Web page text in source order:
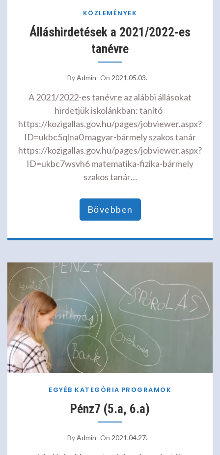
KÖZLEMÉNYEK
Álláshirdetések a 2021/2022-es
tanévre
ByAdmin On 2021.05.03.
A 2021/2022-es tanévre az alábbi állásokat
hirdetjük iskolánkban: tanító
https://kozigallas.gov.hu/pages/jobviewer.aspx?
ID=ukbc5qlna0 magyar-bármely szakos tanár
https://kozigallas.gov.hu/pages/jobviewer.aspx?
ID=ukbc7wsvh6 matematika-fizika-bármely
szakos tanár…
Bővebben
EGYÉB KATEGÓRIA PROGRAMOK
Pénz7 (5.a, 6.a)
ByAdmin On 2021.04.27.